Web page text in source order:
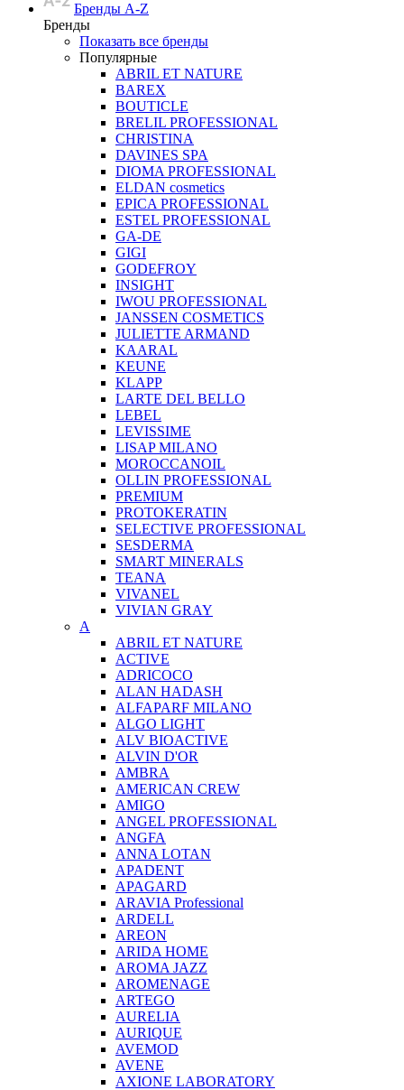
Бренды A-Z
Бренды
Показать все бренды
Популярные
ABRIL ET NATURE
BAREX
BOUTICLE
BRELIL PROFESSIONAL
CHRISTINA
DAVINES SPA
DIOMA PROFESSIONAL
ELDAN cosmetics
EPICA PROFESSIONAL
ESTEL PROFESSIONAL
GA-DE
GIGI
GODEFROY
INSIGHT
IWOU PROFESSIONAL
JANSSEN COSMETICS
JULIETTE ARMAND
KAARAL
KEUNE
KLAPP
LARTE DEL BELLO
LEBEL
LEVISSIME
LISAP MILANO
MOROCCANOIL
OLLIN PROFESSIONAL
PREMIUM
PROTOKERATIN
SELECTIVE PROFESSIONAL
SESDERMA
SMART MINERALS
TEANA
VIVANEL
VIVIAN GRAY
A
ABRIL ET NATURE
ACTIVE
ADRICOCO
ALAN HADASH
ALFAPARF MILANO
ALGO LIGHT
ALV BIOACTIVE
ALVIN D'OR
AMBRA
AMERICAN CREW
AMIGO
ANGEL PROFESSIONAL
ANGFA
ANNA LOTAN
APADENT
APAGARD
ARAVIA Professional
ARDELL
AREON
ARIDA HOME
AROMA JAZZ
AROMENAGE
ARTEGO
AURELIA
AURIQUE
AVEMOD
AVENE
AXIONE LABORATORY